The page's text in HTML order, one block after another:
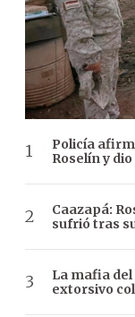
Policía
Roselín y
Caazapá:
sufrió tras
La mafia
extorsivo